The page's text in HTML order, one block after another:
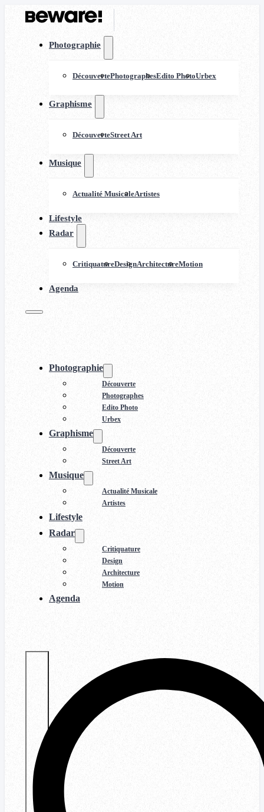
Photographie
DécouvertePhotographesEdito PhotoUrbex
Graphisme
DécouverteStreet Art
Musique
Actualité MusicaleArtistes
Lifestyle
Radar
CritiquatureDesignArchitectureMotion
Agenda
Photographie
Découverte
Photographes
Edito Photo
Urbex
Graphisme
Découverte
Street Art
Musique
Actualité Musicale
Artistes
Lifestyle
Radar
Critiquature
Design
Architecture
Motion
Agenda